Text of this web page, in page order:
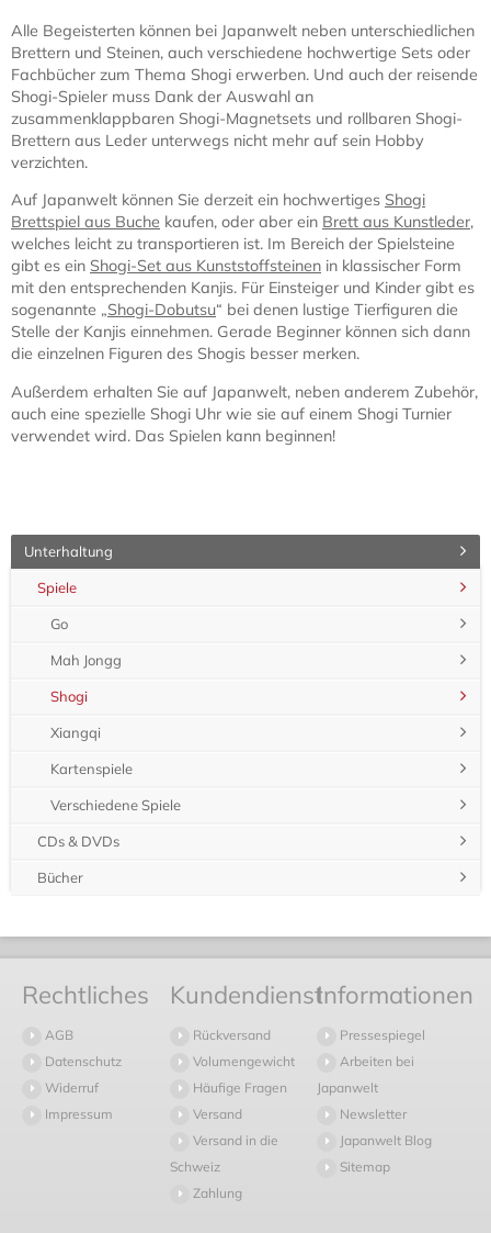
Alle Begeisterten können bei Japanwelt neben unterschiedlichen
Brettern und Steinen, auch verschiedene hochwertige Sets oder
Fachbücher zum Thema Shogi erwerben. Und auch der reisende
Shogi-Spieler muss Dank der Auswahl an
zusammenklappbaren Shogi-Magnetsets und rollbaren Shogi-
Brettern aus Leder unterwegs nicht mehr auf sein Hobby
verzichten.
Auf Japanwelt können Sie derzeit ein hochwertiges Shogi
Brettspiel aus Buche kaufen, oder aber ein Brett aus Kunstleder,
welches leicht zu transportieren ist. Im Bereich der Spielsteine
gibt es ein Shogi-Set aus Kunststoffsteinen in klassischer Form
mit den entsprechenden Kanjis. Für Einsteiger und Kinder gibt es
sogenannte „Shogi-Dobutsu“ bei denen lustige Tierfiguren die
Stelle der Kanjis einnehmen. Gerade Beginner können sich dann
die einzelnen Figuren des Shogis besser merken.
Außerdem erhalten Sie auf Japanwelt, neben anderem Zubehör,
auch eine spezielle Shogi Uhr wie sie auf einem Shogi Turnier
verwendet wird. Das Spielen kann beginnen!
Unterhaltung
Spiele
Go
Mah Jongg
Shogi
Xiangqi
Kartenspiele
Verschiedene Spiele
CDs & DVDs
Bücher
Rechtliches
AGB
Datenschutz
Widerruf
Impressum
Kundendienst
Rückversand
Volumengewicht
Häufige Fragen
Versand
Versand in die
Schweiz
Zahlung
Informationen
Pressespiegel
Arbeiten bei
Japanwelt
Newsletter
Japanwelt Blog
Sitemap